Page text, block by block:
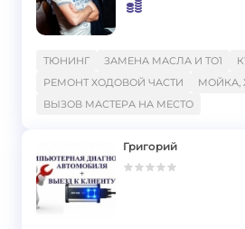
ТЮНИНГ ЗАМЕНА МАСЛА И ТО1
РЕМОНТ ХОДOВОЙ ЧАСТИ
МОЙКА,
ВЫЗОВ МАСТЕРА НА МЕСТО
Григорий